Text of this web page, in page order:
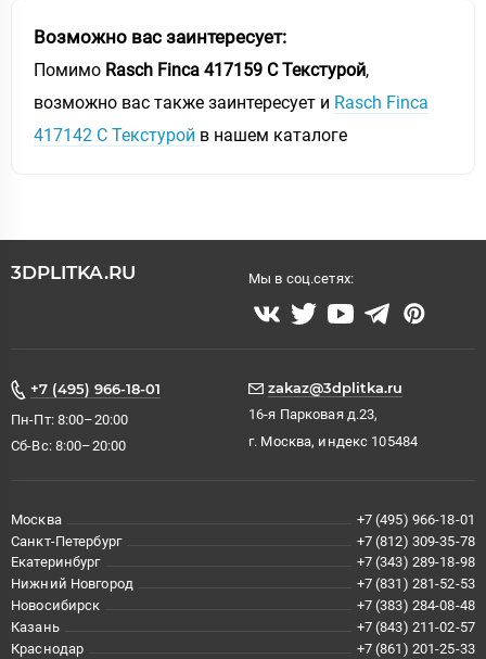
Возможно вас заинтересует:
Помимо Rasch Finca 417159 С Текстурой,
возможно вас также заинтересует и Rasch Finca
417142 С Текстурой в нашем каталоге
3DPLITKA.RU Мы в соц.сетях:
+7 (495) 966-18-01
Пн-Пт: 8:00–20:00
Сб-Вс: 8:00–20:00
zakaz@3dplitka.ru
16-я Парковая д.23,
г. Москва, индекс 105484
Москва
+7 (495) 966-18-01
Санкт-Петербург
+7 (812) 309-35-78
Екатеринбург
+7 (343) 289-18-98
Нижний Новгород
+7 (831) 281-52-53
Новосибирск
+7 (383) 284-08-48
Казань
+7 (843) 211-02-57
Краснодар
+7 (861) 201-25-33